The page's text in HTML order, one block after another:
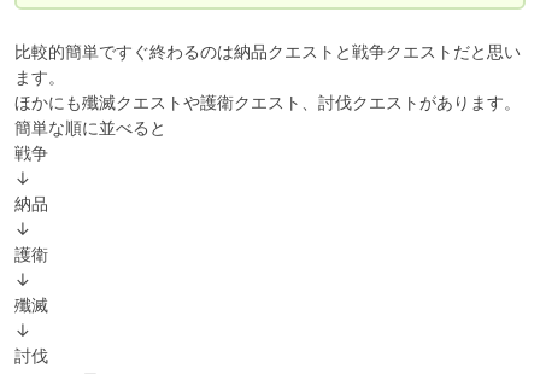
比較的簡単ですぐ終わるのは納品クエストと戦争クエストだと思い
ます。
ほかにも殲滅クエストや護衛クエスト、討伐クエストがあります。
簡単な順に並べると
戦争
↓
納品
↓
護衛
↓
殲滅
↓
討伐